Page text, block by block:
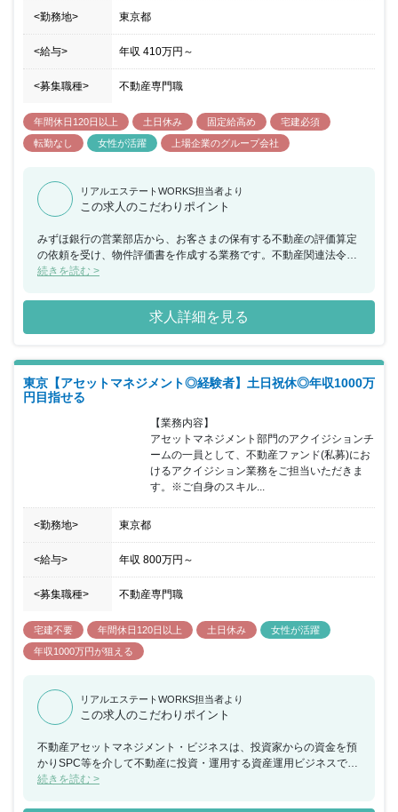
<勤務地> 東京都
<給与> 年収 410万円 ～
<募集職種> 不動産専門職
年間休日120日以上 土日休み 固定給高め
宅建必須
転勤なし
女性が活躍 上場企業のグループ会社
リアルエステートWORKS担当者より
この求人のこだわりポイント
みずほ銀行の営業部店から、お客さまの保有する不動産の評価算定
の依頼を受け、物件評価書を作成する業務です。不動産関連法令へ
の習熟に加え、銀行員としての不動産評価ポイントを習得すること
部を支えていただける方を歓迎いたします。育成体制は入社後、座
学約3週間⇒先輩社員に同行しながらの現場研修約3週間ございま
す。案件を担当しながらOJTと手厚いフォロー体制を整えておりま
みです。 ■ご本人次第では、マネジメントにも挑戦出来たりとスキ
ルアップできる環境がございます。
続きを読む >
求人詳細を見る
東京【アセットマネジメント◎経験者】土日祝休◎年収1000万
円目指せる
【業務内容】
アセットマネジメント部門のアクイジションチ
ームの一員として、不動産ファンド(私募)にお
けるアクイジション業務をご担当いただきま
す。※ご自身のスキル...
<勤務地> 東京都
<給与> 年収 800万円 ～
<募集職種> 不動産専門職
宅建不要 年間休日120日以上 土日休み
女性が活躍
年収1000万円が狙える
リアルエステートWORKS担当者より
この求人のこだわりポイント
不動産アセットマネジメント・ビジネスは、投資家からの資金を預
かりSPC等を介して不動産に投資・運用する資産運用ビジネスであ
り、不動産の売買・賃貸・管理に留まらず、金融商品の受託者責任
続きを読む >